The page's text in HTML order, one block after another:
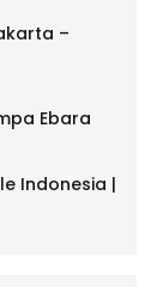
–
Ebara
Indonesia |